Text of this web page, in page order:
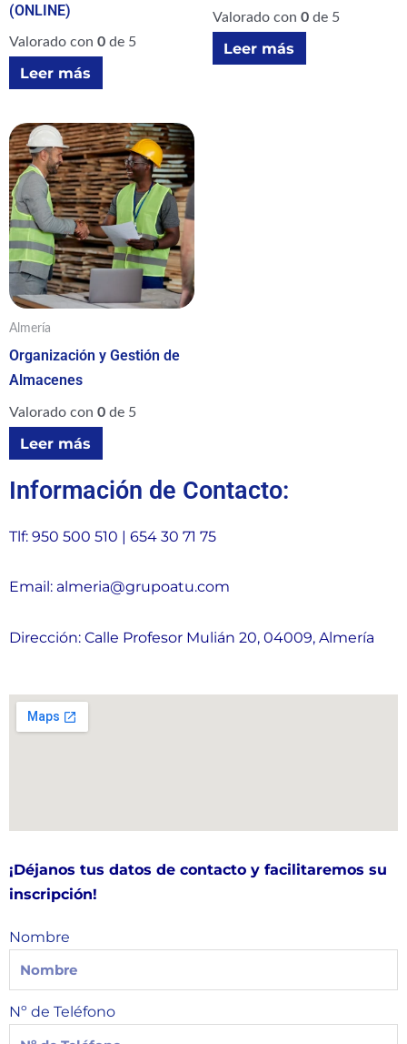
(ONLINE)
Valorado con 0 de 5
Leer más
Valorado con 0 de 5
Leer más
Almería
Organización y Gestión de
Almacenes
Valorado con 0 de 5
Leer más
Información de Contacto:
Tlf: 950 500 510 | 654 30 71 75
Email: almeria@grupoatu.com
Dirección: Calle Profesor Mulián 20, 04009, Almería
¡Déjanos tus datos de contacto y facilitaremos su
inscripción!
Nombre
Nº de Teléfono